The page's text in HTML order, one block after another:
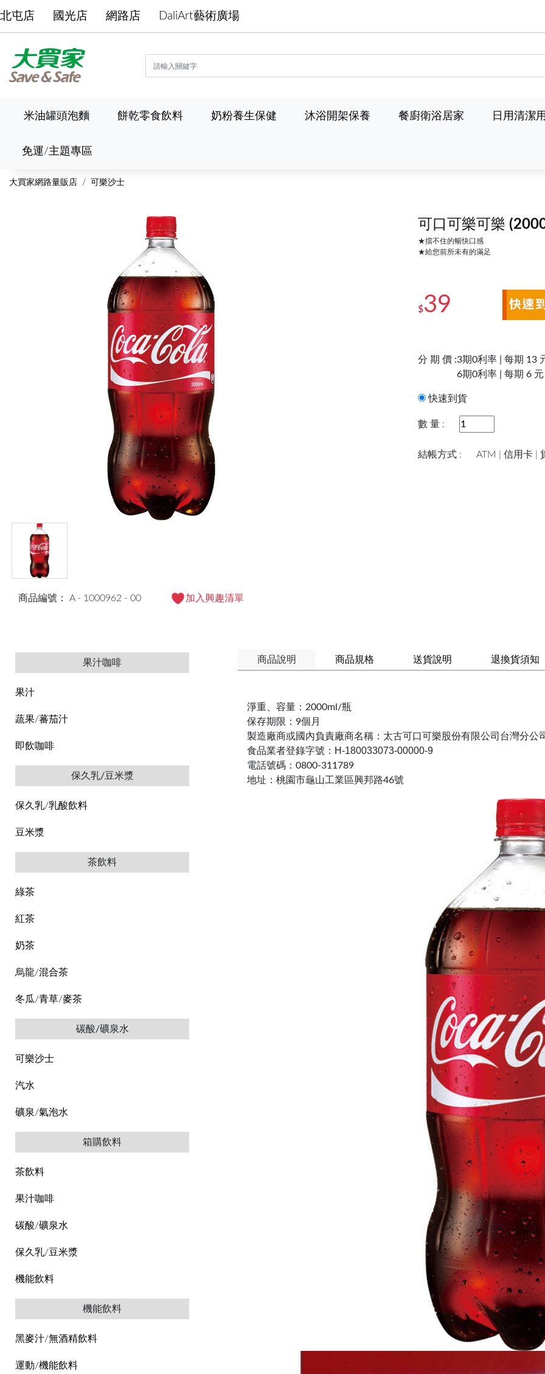
北屯店 國光店 網路店 DaliArt藝術廣場
米油罐頭泡麵 餅乾零食飲料 奶粉養生保健 沐浴開架保養 餐廚衛浴居家 日用清潔
免運/主題專區
大買家網路量販店 可樂沙士
商品編號： A - 1000962 - 00 加入興趣清單
可口可樂可樂
★擋不住的暢快口感
★給您前所未有的滿足
$39
分 期 價 :3期0利率 | 每期 13
6期0利率 | 每期 6 元
快速到貨
數 量 :
結帳方式 : ATM | 信用卡 |
果汁咖啡
果汁
蔬果/蕃茄汁
即飲咖啡
保久乳/豆米漿
保久乳/乳酸飲料
豆米漿
茶飲料
綠茶
紅茶
奶茶
烏龍/混合茶
冬瓜/青草/麥茶
碳酸/礦泉水
可樂沙士
汽水
礦泉/氣泡水
箱購飲料
茶飲料
果汁咖啡
碳酸/礦泉水
保久乳/豆米漿
機能飲料
機能飲料
黑麥汁/無酒精飲料
運動/機能飲料
商品說明 商品規格 送貨說明 退換貨須知
淨重、容量：2000ml/瓶
保存期限：9個月
製造廠商或國內負責廠商名稱：太古可口可樂股份有限公司台灣分公
食品業者登錄字號：H-180033073-00000-9
電話號碼：0800-311789
地址：桃園市龜山工業區興邦路46號